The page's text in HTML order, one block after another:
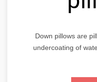
Down pillows are
undercoating of